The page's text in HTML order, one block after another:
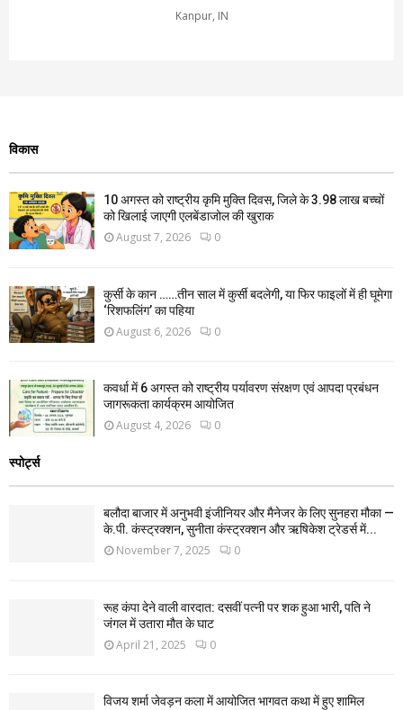
Kanpur, IN
विकास
10 अगस्त को राष्ट्रीय कृमि मुक्ति दिवस, जिले के 3.98 लाख बच्चों
को खिलाई जाएगी एलबेंडाजोल की खुराक
August 7, 2026 0
कुर्सी के कान ……तीन साल में कुर्सी बदलेगी, या फिर फाइलों में ही घूमेगा
‘रिशफलिंग’ का पहिया
August 6, 2026 0
कवर्धा में 6 अगस्त को राष्ट्रीय पर्यावरण संरक्षण एवं आपदा प्रबंधन
जागरूकता कार्यक्रम आयोजित
August 4, 2026 0
स्पोर्ट्स
बलौदा बाजार में अनुभवी इंजीनियर और मैनेजर के लिए सुनहरा मौका —
के.पी. कंस्ट्रक्शन, सुनीता कंस्ट्रक्शन और ऋषिकेश ट्रेडर्स में...
November 7, 2025 0
रूह कंपा देने वाली वारदात: दसवीं पत्नी पर शक हुआ भारी, पति ने
जंगल में उतारा मौत के घाट
April 21, 2025 0
विजय शर्मा जेवड़न कला में आयोजित भागवत कथा में हुए शामिल